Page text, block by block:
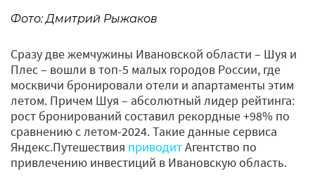
Фото: Дмитрий Рыжаков
Сразу две жемчужины Ивановской области – Шуя и
Плес – вошли в топ-5 малых городов России, где
москвичи бронировали отели и апартаменты этим
летом. Причем Шуя – абсолютный лидер рейтинга:
рост бронирований составил рекордные +98% по
сравнению с летом-2024. Такие данные сервиса
Яндекс.Путешествия приводитАгентство по
привлечению инвестиций в Ивановскую область.